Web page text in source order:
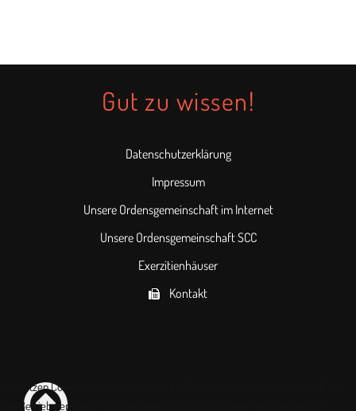
Gut zu wissen!
Datenschutzerklärung
Impressum
Unsere Ordensgemeinschaft im Internet
Unsere Ordensgemeinschaft SCC
Exerzitienhäuser
Kontakt
Wir nutzen Cookies auf unserer Website. Einige von ihnen sind essenziell für
den Betrieb der Seite, während andere uns helfen, diese Website und die